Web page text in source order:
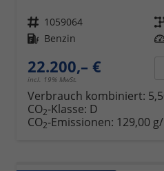
Fahrzeugnr. 1059064
Kraftstoff Benzin
22.200,– €
incl. 19% MwSt.
Verbrauch kombiniert:
CO2-Klasse: D
CO2-Emissionen: 129,00